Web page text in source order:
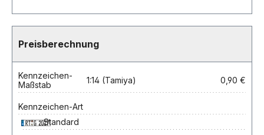
Preisberechnung
Kennzeichen-
Maßstab
1:14 (Tamiya) 0,90 €
Kennzeichen-Art
Standard